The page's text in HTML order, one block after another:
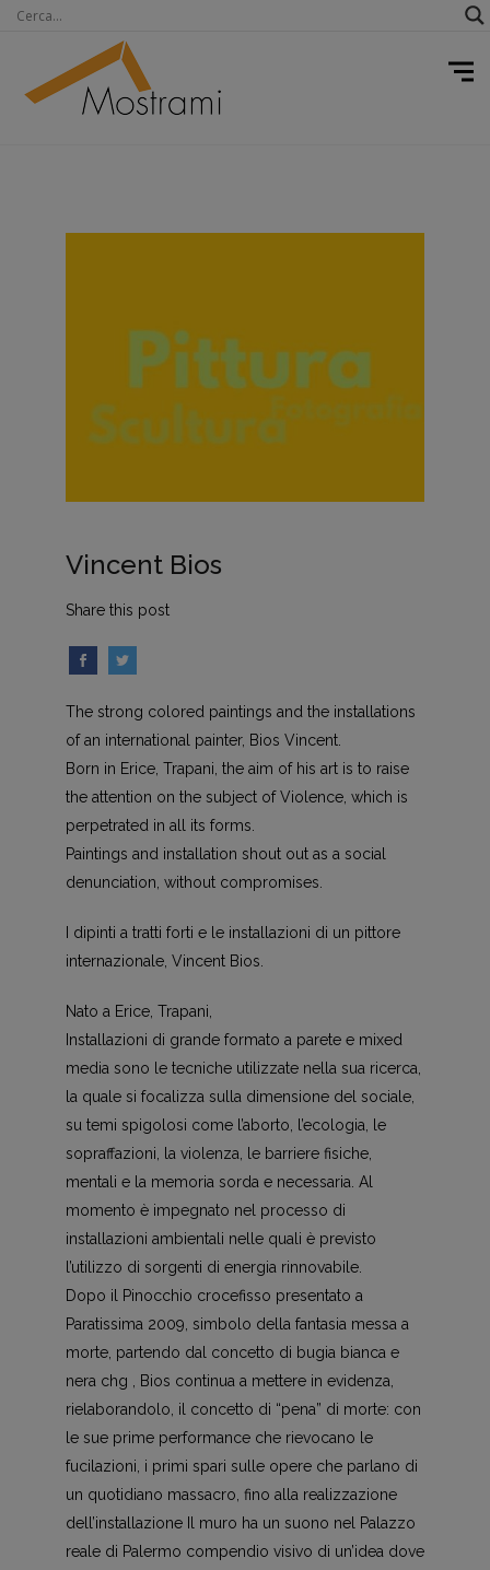
Vincent Bios
Share this post
The strong colored paintings and the installations
of an international painter, Bios Vincent.
Born in Erice, Trapani, the aim of his art is to raise
the attention on the subject of Violence, which is
perpetrated in all its forms.
Paintings and installation shout out as a social
denunciation, without compromises.
I dipinti a tratti forti e le installazioni di un pittore
internazionale, Vincent Bios.
Nato a Erice, Trapani,
Installazioni di grande formato a parete e mixed
media sono le tecniche utilizzate nella sua ricerca,
la quale si focalizza sulla dimensione del sociale,
su temi spigolosi come l’aborto, l’ecologia, le
sopraffazioni, la violenza, le barriere fisiche,
mentali e la memoria sorda e necessaria. Al
momento è impegnato nel processo di
installazioni ambientali nelle quali è previsto
l’utilizzo di sorgenti di energia rinnovabile.
Dopo il Pinocchio crocefisso presentato a
Paratissima 2009, simbolo della fantasia messa a
morte, partendo dal concetto di bugia bianca e
nera chg , Bios continua a mettere in evidenza,
rielaborandolo, il concetto di “pena” di morte: con
le sue prime performance che rievocano le
fucilazioni, i primi spari sulle opere che parlano di
un quotidiano massacro, fino alla realizzazione
dell’installazione Il muro ha un suono nel Palazzo
reale di Palermo compendio visivo di un’idea dove